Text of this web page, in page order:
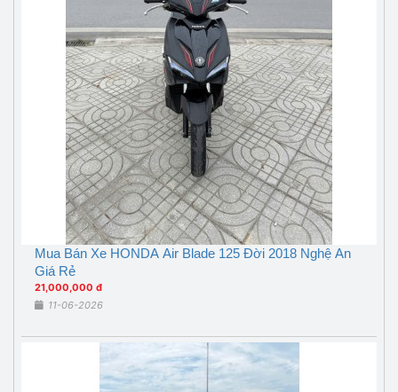
Mua Bán Xe HONDA Air Blade 125 Đời 2018 Nghệ An
Giá Rẻ
21,000,000 đ
11-06-2026